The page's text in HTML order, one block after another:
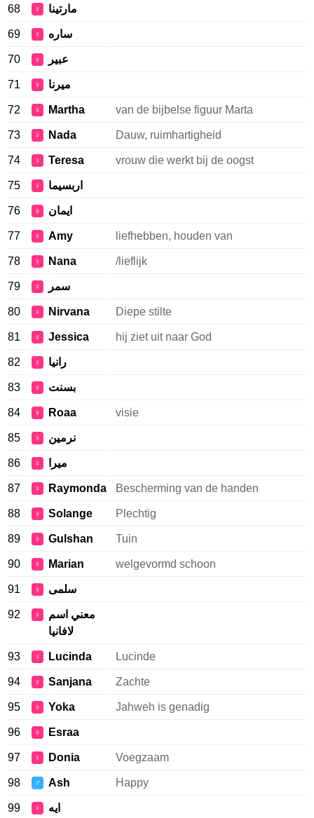
68 ♀ مارتينا
69 ♀ ساره
70 ♀ عبير
71 ♀ ميرنا
72 ♀ Martha van de bijbelse figuur Marta
73 ♀ Nada Dauw, ruimhartigheid
74 ♀ Teresa vrouw die werkt bij de oogst
75 ♀ اربسيما
76 ♀ ايمان
77 ♀ Amy liefhebben, houden van
78 ♀ Nana /lieflijk
79 ♀ سمر
80 ♀ Nirvana Diepe stilte
81 ♀ Jessica hij ziet uit naar God
82 ♀ رانيا
83 ♀ بسنت
84 ♀ Roaa visie
85 ♀ نرمين
86 ♀ ميرا
87 ♀ Raymonda Bescherming van de handen
88 ♀ Solange Plechtig
89 ♀ Gulshan Tuin
90 ♀ Marian welgevormd schoon
91 ♀ سلمى
92 ♀
معني اسم
لافانيا
93 ♀ Lucinda Lucinde
94 ♀ Sanjana Zachte
95 ♀ Yoka Jahweh is genadig
96 ♀ Esraa
97 ♀ Donia Voegzaam
98 ♂ Ash Happy
99 ♀ ايه